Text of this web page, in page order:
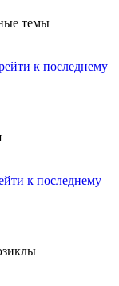
темы
к последнему
к последнему